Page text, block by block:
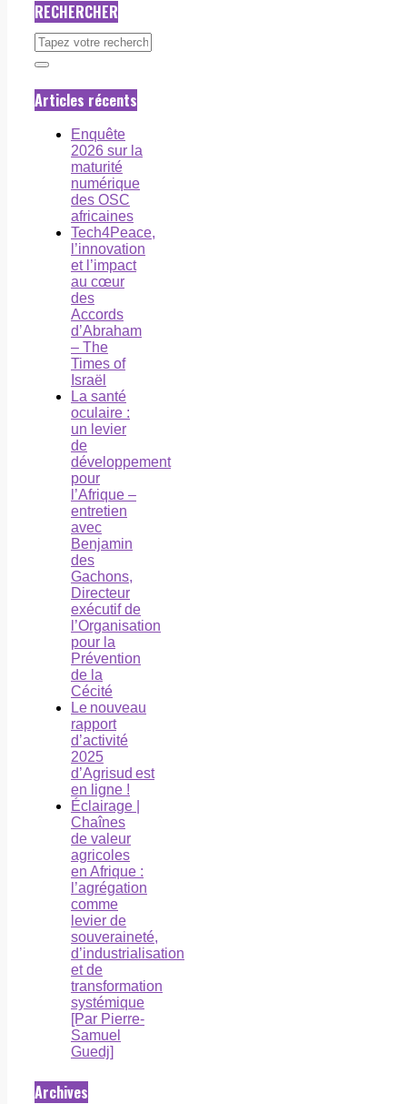
RECHERCHER
Articles récents
Enquête
2026 sur la
maturité
numérique
des OSC
africaines
Tech4Peace,
l’innovation
et l’impact
au cœur
des
Accords
d’Abraham
– The
Times of
Israël
La santé
oculaire :
un levier
de
développement
pour
l’Afrique –
entretien
avec
Benjamin
des
Gachons,
Directeur
exécutif de
l’Organisation
pour la
Prévention
de la
Cécité
Le nouveau
rapport
d’activité
2025
d’Agrisud est
en ligne !
Éclairage |
Chaînes
de valeur
agricoles
en Afrique :
l’agrégation
comme
levier de
souveraineté,
d’industrialisation
et de
transformation
systémique
[Par Pierre-
Samuel
Guedj]
Archives